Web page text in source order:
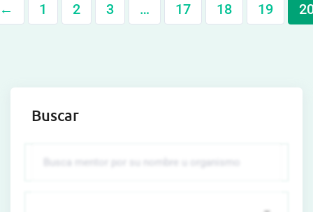
1 2 3 … 17 18 19
Buscar